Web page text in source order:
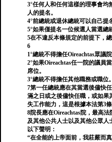
3°任何人和任何這樣的理事會
人的提名。
4°前總統或退休總統可以自己提
5°如果僅提名一位候選人當選總
5在不違反本條規定的前提下，
6
1°總統不得擔任Oireachtas眾議
2°如果Oireachtas任一院的議員
席位。
3°總統不得擔任其他職務或職位。
7第一任總統應在其當選後儘快
滿之日或之後儘快任職，或如果
失工作能力，這是根據本法第3
8院長應在Oireachtas院，最高
及其他公共人士以及其他公眾人
以下聲明：
“在全能的上帝面前，我莊嚴而